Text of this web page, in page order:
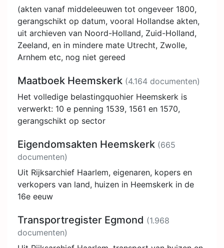
(akten vanaf middeleeuwen tot ongeveer 1800,
gerangschikt op datum, vooral Hollandse akten,
uit archieven van Noord-Holland, Zuid-Holland,
Zeeland, en in mindere mate Utrecht, Zwolle,
Arnhem etc, nog niet gereed
Maatboek Heemskerk (4.164 documenten)
Het volledige belastingquohier Heemskerk is
verwerkt: 10 e penning 1539, 1561 en 1570,
gerangschikt op sector
Eigendomsakten Heemskerk (665
documenten)
Uit Rijksarchief Haarlem, eigenaren, kopers en
verkopers van land, huizen in Heemskerk in de
16e eeuw
Transportregister Egmond (1.968
documenten)